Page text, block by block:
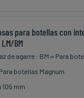
para botellas con
LM/BM
de agarre : BM = Para
botellas Magnum
105 mm